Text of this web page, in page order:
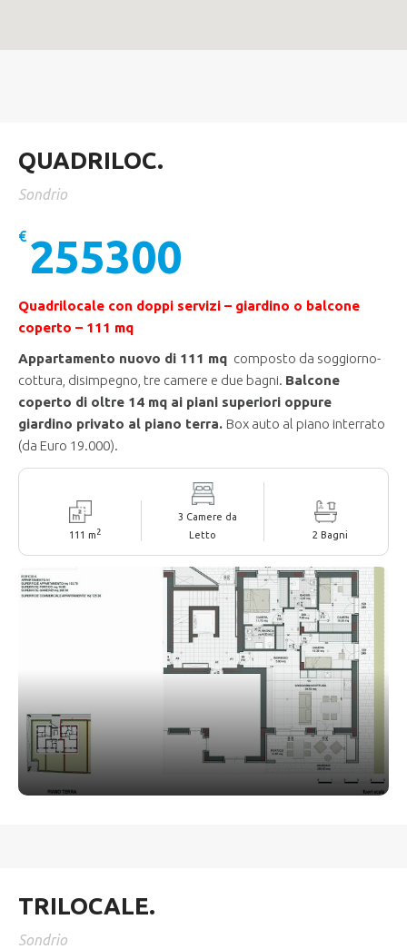
QUADRILOC.
Sondrio
€ 255300
Quadrilocale con doppi servizi – giardino o balcone
coperto – 111 mq
Appartamento nuovo di 111 mq composto da soggiorno-
cottura, disimpegno, tre camere e due bagni. Balcone
coperto di oltre 14 mq ai piani superiori oppure
giardino privato al piano terra. Box auto al piano interrato
(da Euro 19.000).
111 m 2
3 Camere da
Letto
2 Bagni
TRILOCALE.
Sondrio